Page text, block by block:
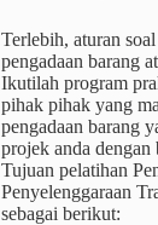
Terlebih, aturan
pengadaan barang
Ikutilah program
pihak pihak yang
pengadaan barang
projek anda dengan
Tujuan pelatihan
Penyelenggaraan
sebagai berikut: